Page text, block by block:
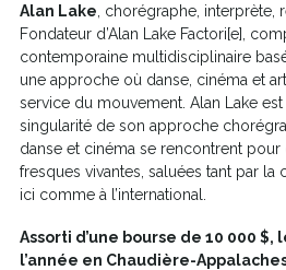
Alan Lake , chorégraphe, interprète,
Fondateur d’Alan Lake Factori[e],
contemporaine multidisciplinaire
une approche où danse, cinéma et
service du mouvement. Alan Lake
singularité de son approche
danse et cinéma se rencontrent
fresques vivantes, saluées tant par la
ici comme à l’international.
Assorti d’une bourse de 10 000 $,
l’année en Chaudière-